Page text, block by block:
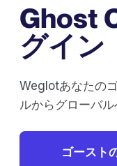
Ghost
グイン
Weglotあなたの
ルからグローバル
ゴースト